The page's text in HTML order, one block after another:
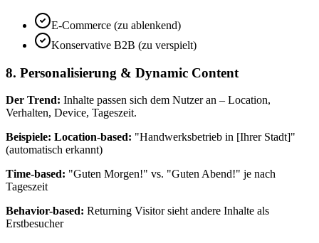
E-Commerce (zu ablenkend)
Konservative B2B (zu verspielt)
8. Personalisierung & Dynamic Content
Der Trend: Inhalte passen sich dem Nutzer an – Location,
Verhalten, Device, Tageszeit.
Beispiele: Location-based: "Handwerksbetrieb in [Ihrer Stadt]"
(automatisch erkannt)
Time-based: "Guten Morgen!" vs. "Guten Abend!" je nach
Tageszeit
Behavior-based: Returning Visitor sieht andere Inhalte als
Erstbesucher